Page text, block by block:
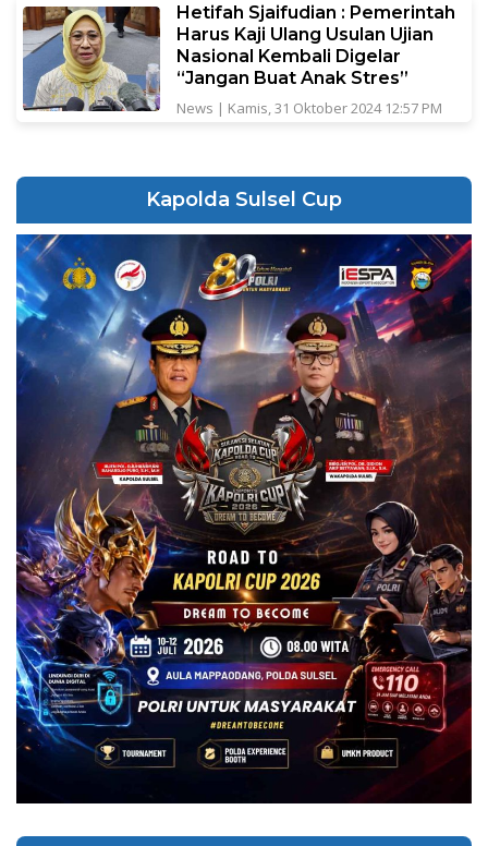
Hetifah Sjaifudian : Pemerintah
Harus Kaji Ulang Usulan Ujian
Nasional Kembali Digelar
“Jangan Buat Anak Stres”
News | Kamis, 31 Oktober 2024 12:57 PM
Kapolda Sulsel Cup